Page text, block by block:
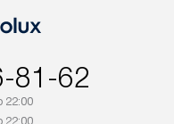
по монтажу
81-62
22:00
22:00